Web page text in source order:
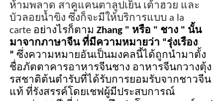
ห้ามพลาด สาคูแคนตาลูปเย็น เต้าฮวย และ
บัวลอยน้ำขิง ซึ่งก็จะมีให้บริการแบบ a la
carte อย่างไรก็ตาม Zhang " หรือ " ชาง " นั้น
มาจากภาษาจีนที่มีความหมายว่า “รุ่งเรือง
” ซึ่งความหมายอันเป็นมงคลนี้ได้ถูกนำมาตั้ง
ชื่อภัตตาคารอาหารจีนชาง อาหารจีนกวางตุ้ง
รสชาติต้นตำรับที่ได้รับการยอมรับจากชาวจีน
แท้ ที่รังสรรค์โดยเชฟผู้มีประสบการณ์